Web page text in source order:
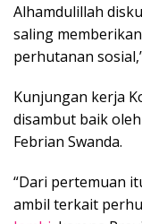
Alhamdulillah
saling
perhutanan
Kunjungan kerja
disambut baik
Febrian Swanda.
“Dari pertemuan
ambil terkait